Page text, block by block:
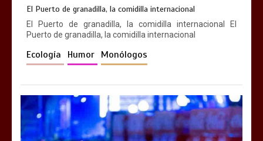
El Puerto de granadilla, la comidilla internacional
El Puerto de granadilla, la comidilla internacional El
Puerto de granadilla, la comidilla internacional
Ecología Humor Monólogos